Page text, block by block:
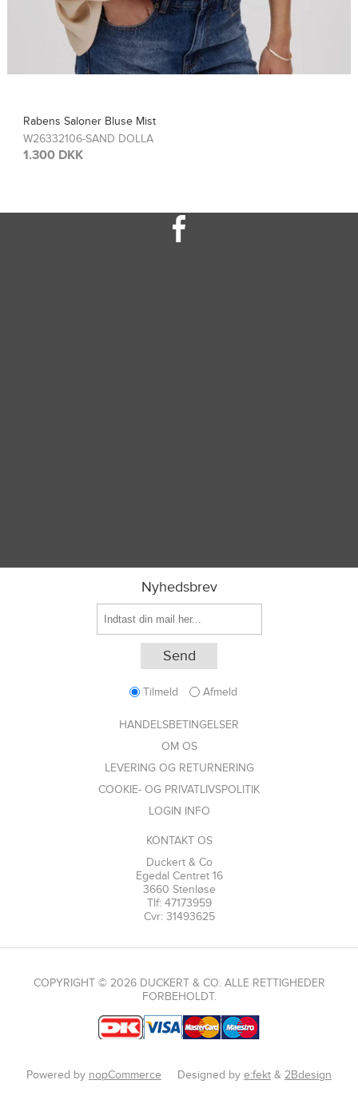
Rabens Saloner Top Sinem
W26308115-FRENCH TOA
Nyhedsbrev
Tilmeld Afmeld
HANDELSBETINGELSER
OM OS
LEVERING OG RETURNERING
COOKIE- OG PRIVATLIVSPOLITIK
LOGIN INFO
KONTAKT OS
Duckert & Co
Egedal Centret 16
3660 Stenløse
Tlf: 47173959
Cvr: 31493625
COPYRIGHT © 2026 DUCKERT & CO. ALLE RETTIGHEDER
FORBEHOLDT.
Powered by nopCommerce Designed by e:fekt & 2Bdesign